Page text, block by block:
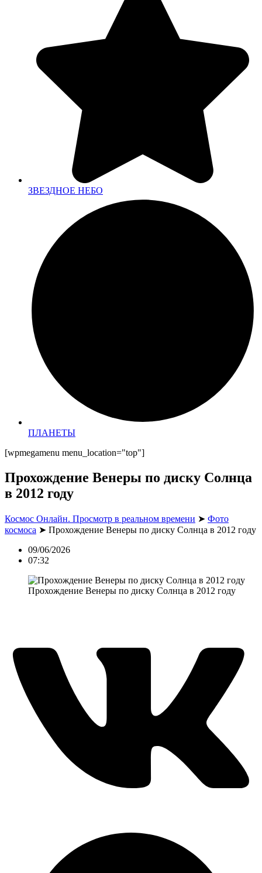
ЗВЕЗДНОЕ НЕБО
ПЛАНЕТЫ
[wpmegamenu menu_location="top"]
Прохождение Венеры по диску Солнца
в 2012 году
Космос Онлайн. Просмотр в реальном времени ➤ Фото
космоса ➤ Прохождение Венеры по диску Солнца в 2012 году
09/06/2026
07:32
Прохождение Венеры по диску Солнца в 2012 году